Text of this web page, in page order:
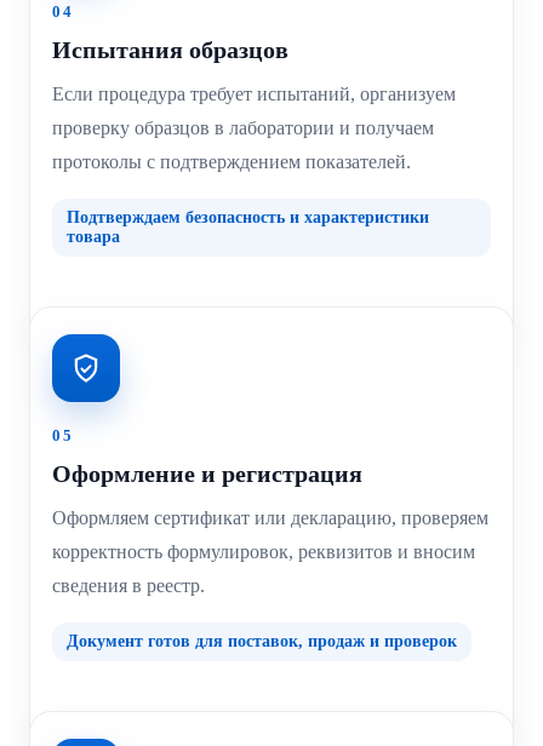
04
Испытания образцов
Если процедура требует испытаний, организуем
проверку образцов в лаборатории и получаем
протоколы с подтверждением показателей.
Подтверждаем безопасность и характеристики
товара
05
Оформление и регистрация
Оформляем сертификат или декларацию, проверяем
корректность формулировок, реквизитов и вносим
сведения в реестр.
Документ готов для поставок, продаж и проверок